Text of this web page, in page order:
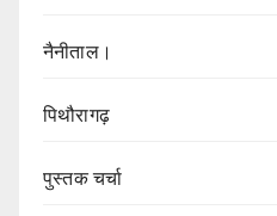
नैनीताल।
पिथौरागढ़
पुस्तक चर्चा